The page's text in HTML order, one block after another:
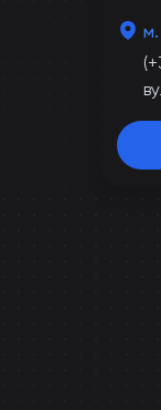
м.